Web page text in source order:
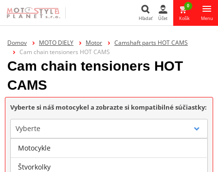
Hľadať
Hľadať Účet
0
Košík Menu
Domov MOTO DIELY Motor
Camshaft parts HOT CAMS
Cam chain tensioners HOT CAMS
Cam chain tensioners HOT
CAMS
Vyberte si náš motocykel a zobrazte si kompatibilné súčiastky:
Vyberte
Značka
Motocykle
Štvorkolky